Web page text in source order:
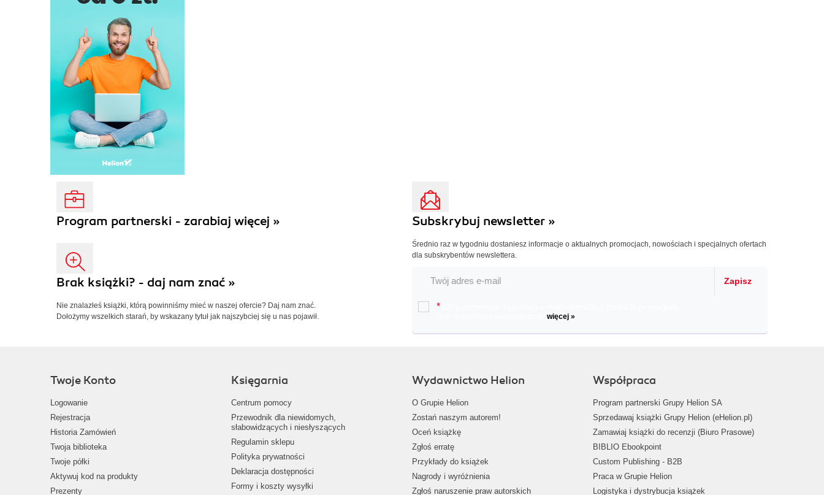
Program partnerski - zarabiaj więcej »
Brak książki? - daj nam znać »
Nie znalazłeś książki, którą powinniśmy mieć w naszej ofercie? Daj nam znać.
Dołożymy wszelkich starań, by wskazany tytuł jak najszybciej się u nas pojawił.
Subskrybuj newsletter »
Średnio raz w tygodniu dostaniesz informacje o aktualnych promocjach, nowościach i specjalnych ofertach
dla subskrybentów newslettera.
Zapisz
*
więcej »
Twoje Konto
Logowanie
Rejestracja
Historia Zamówień
Twoja biblioteka
Twoje półki
Aktywuj kod na produkty
Prezenty
Księgarnia
Centrum pomocy
Przewodnik dla niewidomych,
słabowidzących i niesłyszących
Regulamin sklepu
Polityka prywatności
Deklaracja dostępności
Formy i koszty wysyłki
Wydawnictwo Helion
O Grupie Helion
Zostań naszym autorem!
Oceń książkę
Zgłoś erratę
Przykłady do książek
Nagrody i wyróżnienia
Zgłoś naruszenie praw autorskich
Współpraca
Program partnerski Grupy Helion SA
Sprzedawaj książki Grupy Helion (eHelion.pl)
Zamawiaj książki do recenzji (Biuro Prasowe)
BIBLIO Ebookpoint
Custom Publishing - B2B
Praca w Grupie Helion
Logistyka i dystrybucja książek